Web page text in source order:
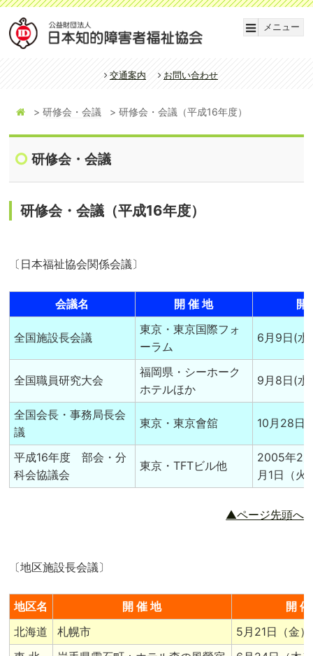
メニュー
交通案内 お問い合わせ
研修会・会議 研修会・会議（平成16年度）
研修会・会議
研修会・会議（平成16年度）
〔日本福祉協会関係会議〕
会議名 開 催 地 開
全国施設長会議
東京・東京国際フォ
ーラム
6月9日(水
全国職員研究大会
福岡県・シーホーク
ホテルほか
9月8日(水
全国会長・事務局長会
議
東京・東京會舘 10月28日
平成16年度 部会・分
科会協議会
東京・TFTビル他
2005年2
月1日（火
▲ページ先頭へ
〔地区施設長会議〕
地区名 開 催 地
開
北海道
札幌市
5月21日（金